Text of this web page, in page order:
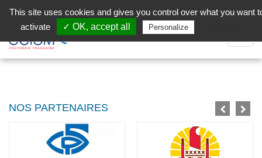
Facebook (Customer Chat) is disabled.
la
NOS PARTENAIRES
This site uses cookies and gives you control over what you want
activate
✓ OK, accept all Personalize